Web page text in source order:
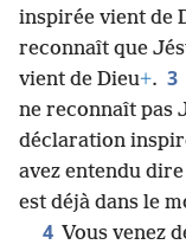
inspirée vient de
reconnaît que
vient de Dieu+. 3
ne reconnaît pas
déclaration
avez entendu
est déjà dans le
4 Vous venez